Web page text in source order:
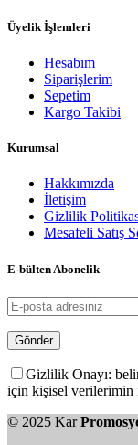
Üyelik İşlemleri
Hesabım
Siparişlerim
Sepetim
Kargo Takibi
Kurumsal
Hakkımızda
İletişim
Gizlilik
Mesafeli Satış
E-bülten Abonelik
Gizlilik Onayı:
için kişisel verilerimin
© 2025 Kar